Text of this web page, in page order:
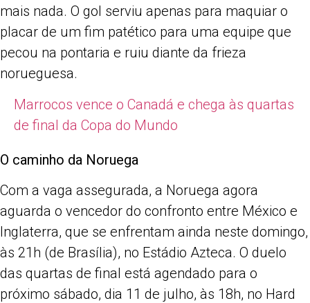
mais nada. O gol serviu apenas para maquiar o
placar de um fim patético para uma equipe que
pecou na pontaria e ruiu diante da frieza
norueguesa.
Marrocos vence o Canadá e chega às quartas
de final da Copa do Mundo
O caminho da Noruega
Com a vaga assegurada, a Noruega agora
aguarda o vencedor do confronto entre México e
Inglaterra, que se enfrentam ainda neste domingo,
às 21h (de Brasília), no Estádio Azteca. O duelo
das quartas de final está agendado para o
próximo sábado, dia 11 de julho, às 18h, no Hard